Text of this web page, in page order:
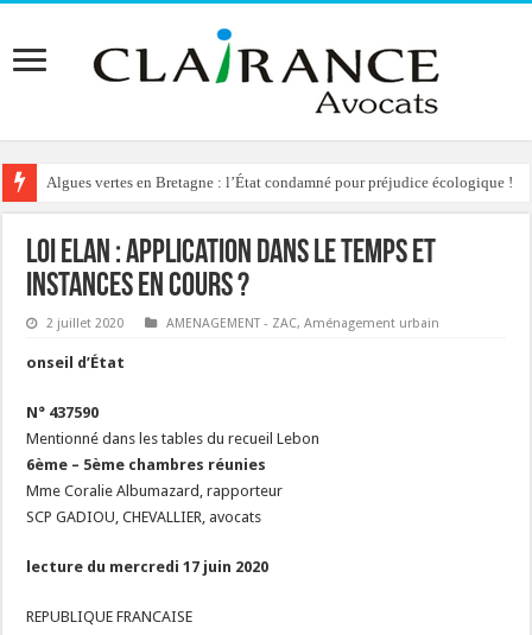
Algues vertes en Bretagne : l’État condamné pour préjudice écologique !
Loi ELAN : application dans le temps et
instances en cours ?
2 juillet 2020 AMENAGEMENT - ZAC,Aménagement urbain
onseil d’État
N° 437590
Mentionné dans les tables du recueil Lebon
6ème – 5ème chambres réunies
Mme Coralie Albumazard, rapporteur
SCP GADIOU, CHEVALLIER, avocats
lecture du mercredi 17 juin 2020
REPUBLIQUE FRANCAISE